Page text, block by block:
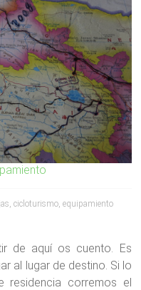
,cicloturismo ,equipamiento
de aquí os cuento. Es
al lugar de destino. Si lo
residencia corremos el